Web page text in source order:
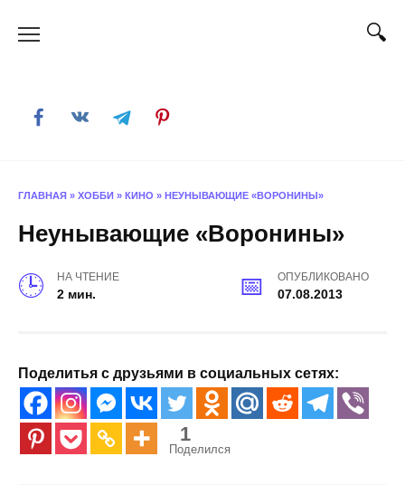
ГЛАВНАЯ » ХОББИ » КИНО » НЕУНЫВАЮЩИЕ «ВОРОНИНЫ»
Неунывающие «Воронины»
НА ЧТЕНИЕ
2 мин.
ОПУБЛИКОВАНО
07.08.2013
Поделитья с друзьями в социальных сетях:
1
Поделился